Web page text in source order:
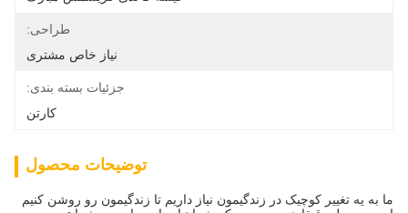
طراحی:
نیاز خاص مشتری
جزئیات بسته بندی:
کارتن
توضیحات محصول
ما به يه تغيير کوچيک در زندگيمون نياز داريم تا زندگيمون رو روشن کنيم